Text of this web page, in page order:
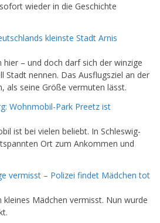
wieder in die Geschichte
kleinste Stadt Arnis
hier – und doch darf sich der winzige
Stadt nennen. Das Ausflugsziel an der
als seine Größe vermuten lässt.
Wohnmobil-Park Preetz ist
ist bei vielen beliebt. In Schleswig-
Ort zum Ankommen und
vermisst – Polizei findet Mädchen tot
kleines Mädchen vermisst. Nun wurde